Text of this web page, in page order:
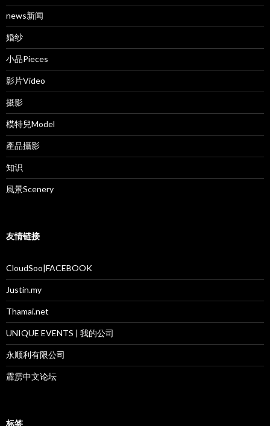
news新闻
婚纱
小品Pieces
影片Video
摄影
模特兒Model
產品攝影
知识
風景Scenery
友情链接
CloudSoo|FACEBOOK
Justin.my
Thamai.net
UNIQUE EVENTS | 我的公司
永顺利有限公司
霹雳中文论坛
标签